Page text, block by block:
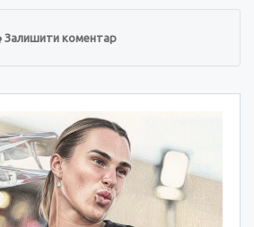
Залишити коментар